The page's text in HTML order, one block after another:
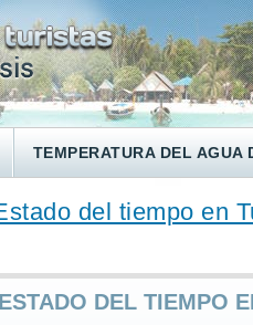
TEMPERATURA DEL AGUA
del tiempo en
ESTADO DEL TIEMPO